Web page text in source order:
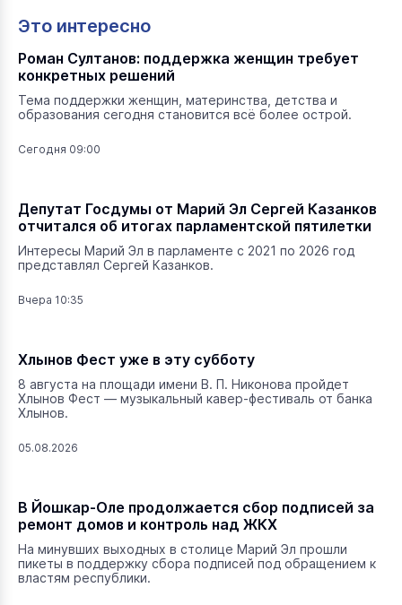
Это интересно
Роман Султанов: поддержка женщин требует
конкретных решений
Тема поддержки женщин, материнства, детства и
образования сегодня становится всё более острой.
Сегодня 09:00
Депутат Госдумы от Марий Эл Сергей Казанков
отчитался об итогах парламентской пятилетки
Интересы Марий Эл в парламенте с 2021 по 2026 год
представлял Сергей Казанков.
Вчера 10:35
Хлынов Фест уже в эту субботу
8 августа на площади имени В. П. Никонова пройдет
Хлынов Фест — музыкальный кавер-фестиваль от банка
Хлынов.
05.08.2026
В Йошкар-Оле продолжается сбор подписей за
ремонт домов и контроль над ЖКХ
На минувших выходных в столице Марий Эл прошли
пикеты в поддержку сбора подписей под обращением к
властям республики.